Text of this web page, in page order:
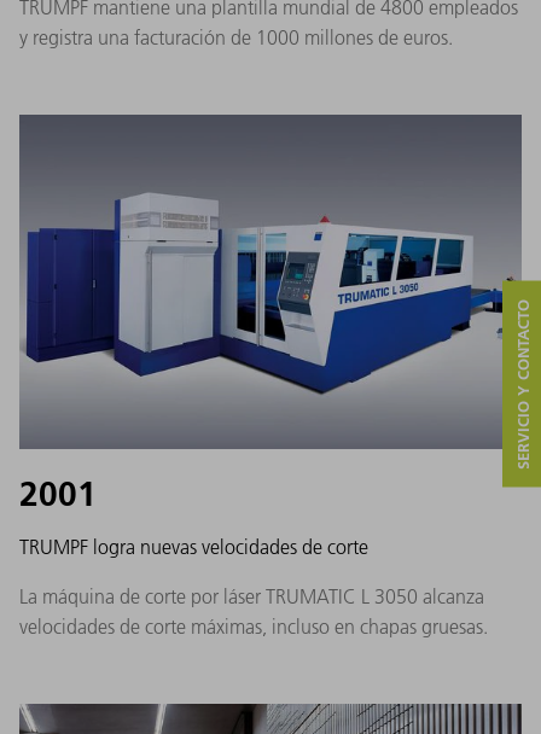
TRUMPF mantiene una plantilla mundial de 4800 empleados
y registra una facturación de 1000 millones de euros.
2001
TRUMPF logra nuevas velocidades de corte
La máquina de corte por láser TRUMATIC L 3050 alcanza
velocidades de corte máximas, incluso en chapas gruesas.
SERVICIO Y CONTACTO